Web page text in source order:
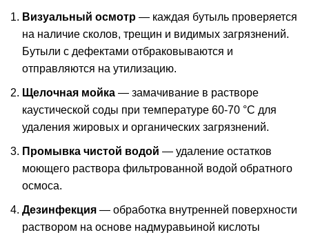
Визуальный осмотр — каждая бутыль проверяется
на наличие сколов, трещин и видимых загрязнений.
Бутыли с дефектами отбраковываются и
отправляются на утилизацию.
Щелочная мойка — замачивание в растворе
каустической соды при температуре 60-70 °C для
удаления жировых и органических загрязнений.
Промывка чистой водой — удаление остатков
моющего раствора фильтрованной водой обратного
осмоса.
Дезинфекция — обработка внутренней поверхности
раствором на основе надмуравьиной кислоты